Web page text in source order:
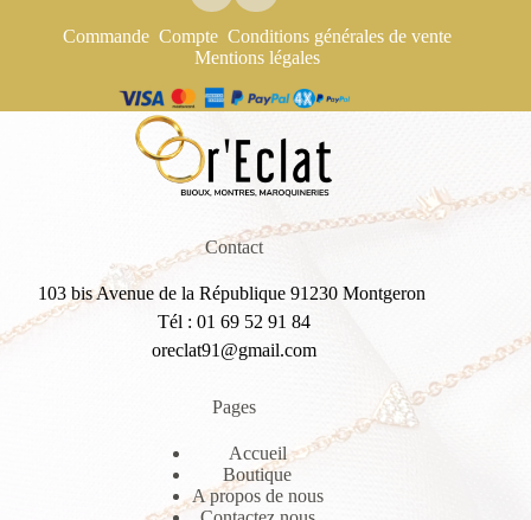
Commande Compte Conditions générales de vente
Mentions légales
Contact
103 bis Avenue de la République 91230 Montgeron
Tél : 01 69 52 91 84
oreclat91@gmail.com
Pages
Accueil
Boutique
A propos de nous